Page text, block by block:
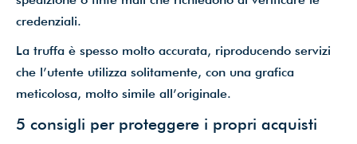
credenziali.
La truffa è spesso molto accurata, riproducendo servizi
che l’utente utilizza solitamente, con una grafica
meticolosa, molto simile all’originale.
5 consigli per proteggere i propri acquisti